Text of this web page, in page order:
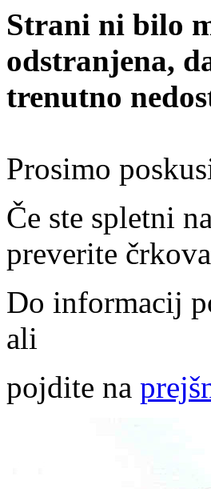
Strani ni bilo
odstranjena,
trenutno
Prosimo
Če ste spletni
preverite
Do informacij
ali
pojdite na